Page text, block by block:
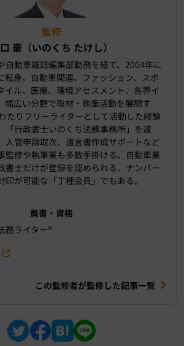
監修
豪（いのくち たけし）
自動車雑誌編集部勤務を経て、2004年に
転身。自動車関連、ファッション、スポ
イル、医療、環境アセスメント、各界イ
幅広い分野で取材・執筆活動を展開す
たりフリーライターとして活動した経験
「行政書士いのくち法務事務所」を運
入管申請取次、遺言書作成サポートなど
監修や執筆業も多数手掛ける。自動車業
書士だけが登録を認められる、ナンバー
印が可能な「丁種会員」でもある。
肩書・資格
務ライター®︎
この監修者が監修した記事一覧